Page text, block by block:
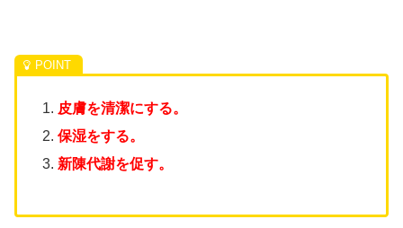
皮膚を清潔にする。
保湿をする。
新陳代謝を促す。